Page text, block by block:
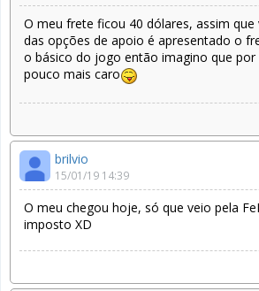
O meu frete ficou 40 dólares, assim
das opções de apoio é apresentado o
o básico do jogo então imagino que por
pouco mais caro
brilvio
15/01/19 14:39
O meu chegou hoje, só que veio pela
imposto XD